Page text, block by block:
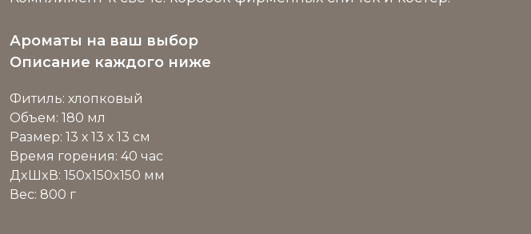
Ароматы на ваш выбор
Описание каждого ниже
Фитиль: хлопковый
Объем: 180 мл
Размер: 13 х 13 х 13 см
Время горения: 40 час
ДxШxВ: 150x150x150 мм
Вес: 800 г